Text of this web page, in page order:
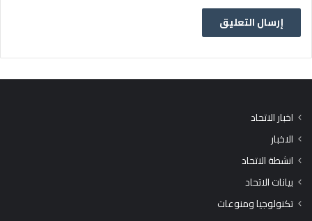
اخبار الاتحاد
الاخبار
انشطة الاتحاد
بيانات الاتحاد
تكنولوجيا ومنوعات